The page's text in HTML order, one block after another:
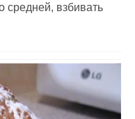
средней, взбивать